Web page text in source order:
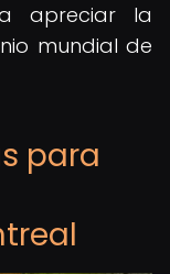
apreciar la
mundial de
para